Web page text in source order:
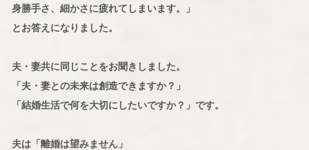
身勝手さ、細かさに疲れてしまいます。」
とお答えになりました。
夫・妻共に同じことをお聞きしました。
「夫・妻との未来は創造できますか？」
「結婚生活で何を大切にしたいですか？」です。
夫は「離婚は望みません」